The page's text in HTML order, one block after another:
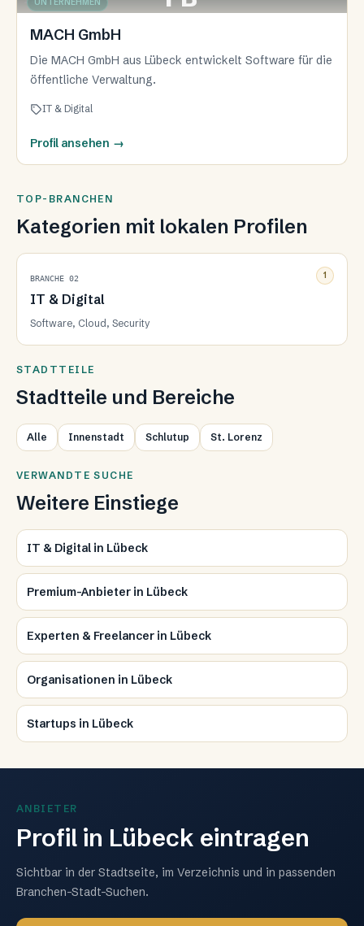
MACH GmbH
Die MACH GmbH aus Lübeck entwickelt Software für die
öffentliche Verwaltung.
IT & Digital
Profil ansehen →
TOP-BRANCHEN
Kategorien mit lokalen Profilen
BRANCHE 02
IT & Digital
Software, Cloud, Security
1
STADTTEILE
Stadtteile und Bereiche
Alle Innenstadt Schlutup St. Lorenz
VERWANDTE SUCHE
Weitere Einstiege
IT & Digital in Lübeck
Premium-Anbieter in Lübeck
Experten & Freelancer in Lübeck
Organisationen in Lübeck
Startups in Lübeck
ANBIETER
Profil in Lübeck eintragen
Sichtbar in der Stadtseite, im Verzeichnis und in passenden
Branchen-Stadt-Suchen.